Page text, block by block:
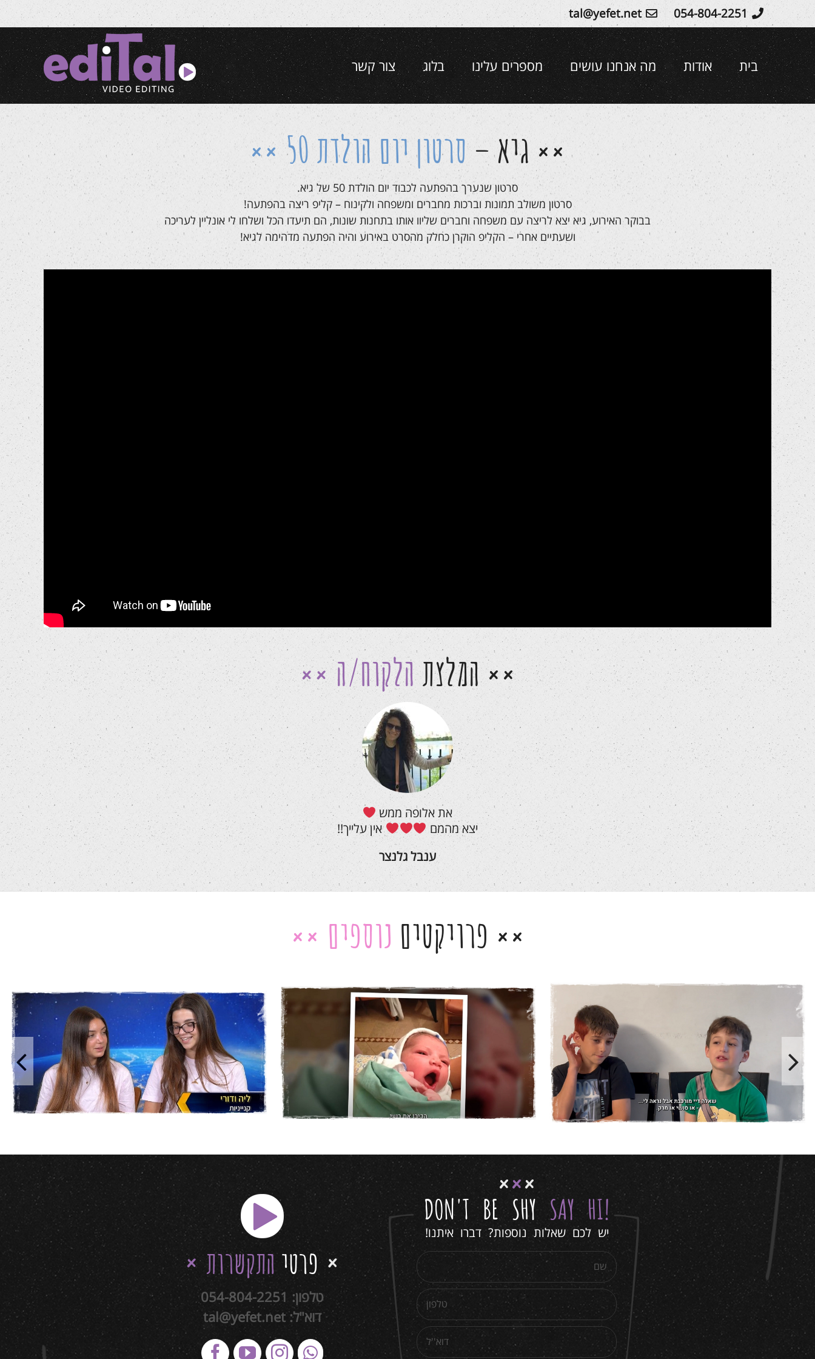
Skip
to
content
054-804-2251
tal@yefet.net
בית אודות מה אנחנו עושים מספרים עלינו בלוג צור קשר
גיא –סרטוןיום הולדת 50
סרטון שנערך בהפתעה לכבוד יום הולדת 50 של גיא.
סרטון משולב תמונות וברכות מחברים ומשפחה ולקינוח – קליפ ריצה בהפתעה!
בבוקר האירוע, גיא יצא לריצה עם משפחה וחברים שליוו אותו בתחנות שונות, הם תיעדו הכל ושלחו לי אונליין לעריכה
ושעתיים אחרי – הקליפ הוקרן כחלק מהסרט באירוע והיה הפתעה מדהימה לגיא!
המלצתהלקוח/ה
את אלופה ממש
יצא מהמם
אין עלייך!!
ענבל גלנצר
פרויקטים נוספים
בר מצווה אילי – המירוץ למיליון
סרטוני בת/בר מצווה סרטים לימי הולדת
סרטון בר מצווה לרועי
סרטוני בת/בר מצווה סרטים לימי הולדת
סרטון בר מצווה יואב
סרטוני בת/בר מצווה
סרטים לימי הולדת
!
DON'T BE SHY SAY HI
יש לכם שאלות נוספות? דברו איתנו!
פרטיהתקשרות
טלפון: 054-804-2251
דוא"ל:tal@yefet.net